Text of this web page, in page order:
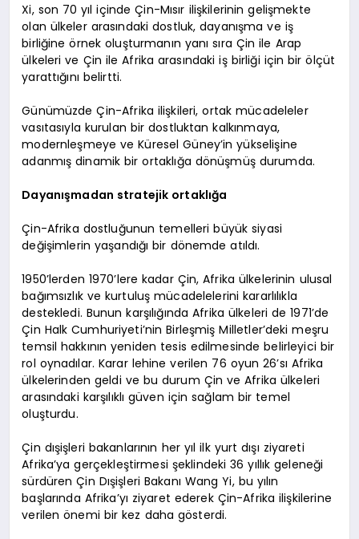
Xi, son 70 yıl içinde Çin-Mısır ilişkilerinin gelişmekte
olan ülkeler arasındaki dostluk, dayanışma ve iş
birliğine örnek oluşturmanın yanı sıra Çin ile Arap
ülkeleri ve Çin ile Afrika arasındaki iş birliği için bir ölçüt
yarattığını belirtti.
Günümüzde Çin-Afrika ilişkileri, ortak mücadeleler
vasıtasıyla kurulan bir dostluktan kalkınmaya,
modernleşmeye ve Küresel Güney’in yükselişine
adanmış dinamik bir ortaklığa dönüşmüş durumda.
Dayanışmadan stratejik ortaklığa
Çin-Afrika dostluğunun temelleri büyük siyasi
değişimlerin yaşandığı bir dönemde atıldı.
1950’lerden 1970’lere kadar Çin, Afrika ülkelerinin ulusal
bağımsızlık ve kurtuluş mücadelelerini kararlılıkla
destekledi. Bunun karşılığında Afrika ülkeleri de 1971’de
Çin Halk Cumhuriyeti’nin Birleşmiş Milletler’deki meşru
temsil hakkının yeniden tesis edilmesinde belirleyici bir
rol oynadılar. Karar lehine verilen 76 oyun 26’sı Afrika
ülkelerinden geldi ve bu durum Çin ve Afrika ülkeleri
arasındaki karşılıklı güven için sağlam bir temel
oluşturdu.
Çin dışişleri bakanlarının her yıl ilk yurt dışı ziyareti
Afrika’ya gerçekleştirmesi şeklindeki 36 yıllık geleneği
sürdüren Çin Dışişleri Bakanı Wang Yi, bu yılın
başlarında Afrika’yı ziyaret ederek Çin-Afrika ilişkilerine
verilen önemi bir kez daha gösterdi.